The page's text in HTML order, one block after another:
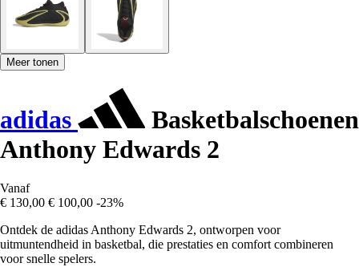
Meer tonen
adidas
Basketbalschoenen
Anthony Edwards 2
Vanaf
€ 130,00 € 100,00 -23%
Ontdek de adidas Anthony Edwards 2, ontworpen voor
uitmuntendheid in basketbal, die prestaties en comfort combineren
voor snelle spelers.